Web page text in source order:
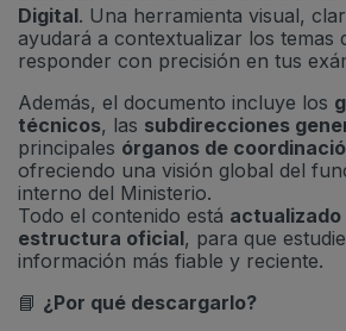
Digital. Una herramienta visual,
ayudará a contextualizar los temas
responder con precisión en tus
Además, el documento incluye los
técnicos, las subdirecciones
principales órganos de
ofreciendo una visión global del
interno del Ministerio.
Todo el contenido está actualizado
estructura oficial, para que
información más fiable y reciente.
📘 ¿Por qué descargarlo?